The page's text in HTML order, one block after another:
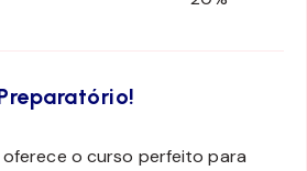
o curso perfeito para